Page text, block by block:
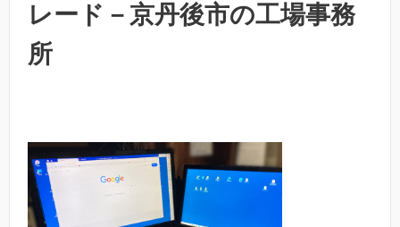
レード－京丹後市の工場事務
所